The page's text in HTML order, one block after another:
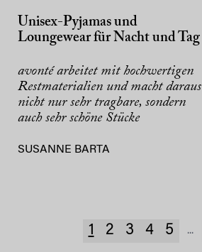
Unisex-Pyjamas und
Loungewear für Nacht und Tag
avonté arbeitet mit hochwertigen
Restmaterialien und macht daraus
nicht nur sehr tragbare, sondern
auch sehr schöne Stücke
SUSANNE BARTA
1 2 3 4 5 ...